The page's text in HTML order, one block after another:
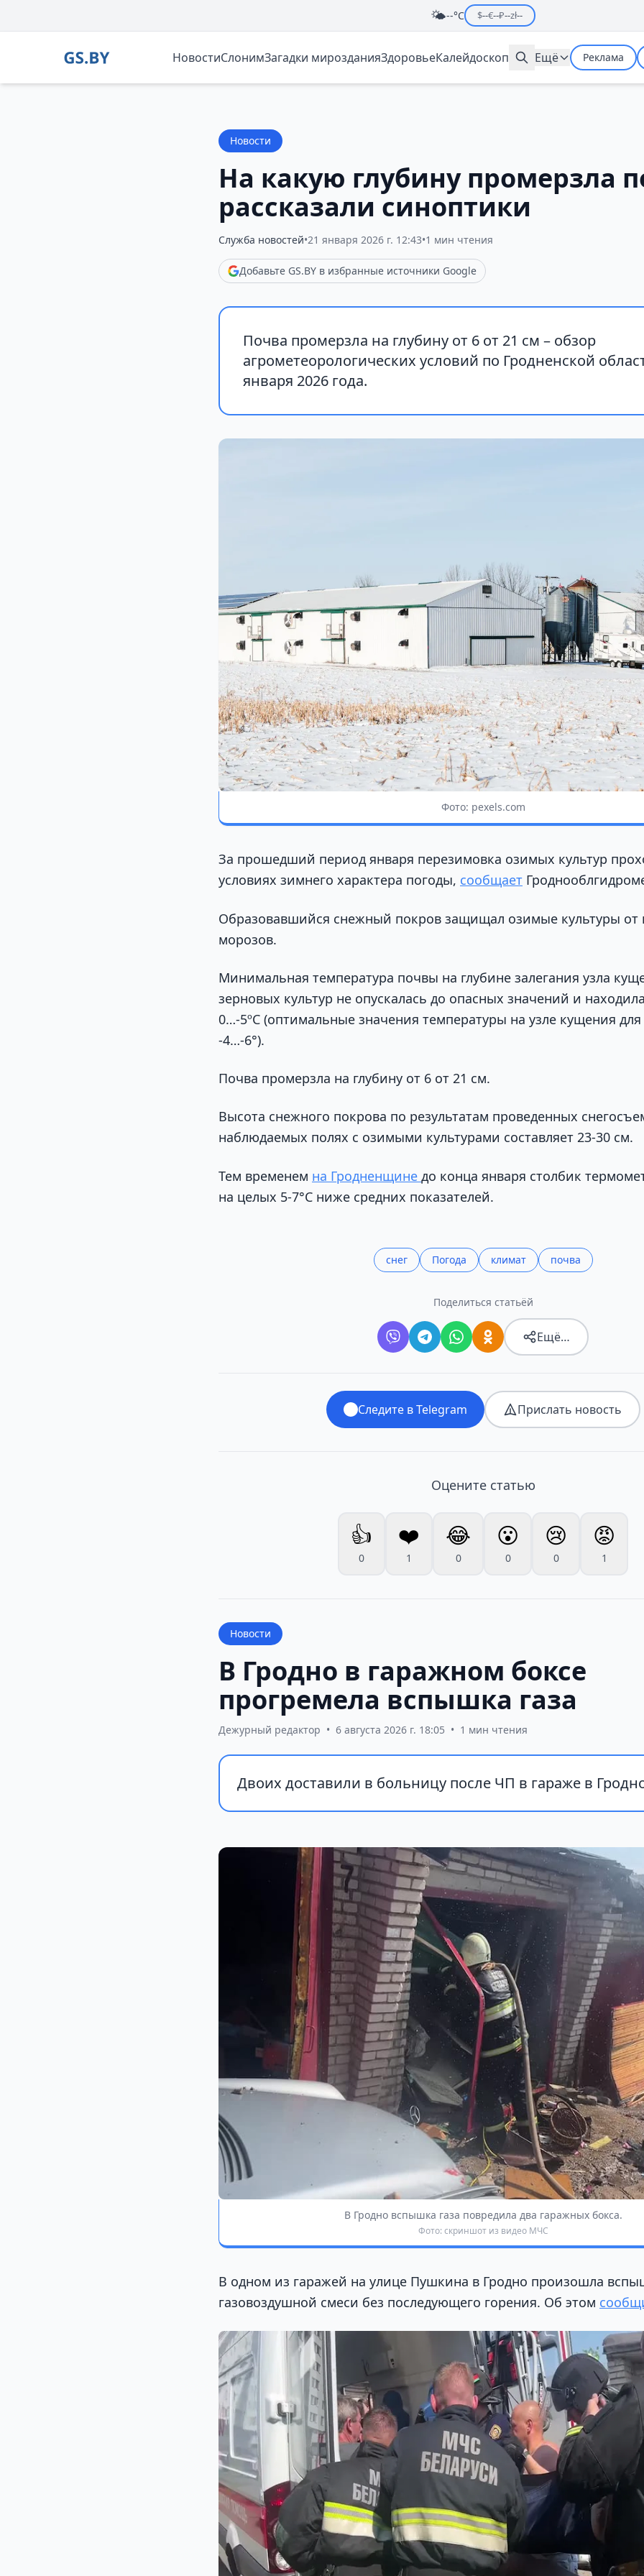
🌤️--°C $--€--₽--zł--
НовостиСлонимЗагадки мирозданияЗдоровьеКалейдоскоп Ещё Реклама
Новости
На какую глубину промерзла
рассказали синоптики
Служба новостей•21 января 2026 г. 12:43•1 мин чтения
Добавьте GS.BY в избранные источники Google
Почва промерзла на глубину от 6 от 21 см – обзор
агрометеорологических условий по Гродненской
января 2026 года.
Фото: pexels.com
За прошедший период января перезимовка озимых культур
условиях зимнего характера погоды, сообщает
Образовавшийся снежный покров защищал озимые культуры от
морозов.
Минимальная температура почвы на глубине залегания узла
зерновых культур не опускалась до опасных значений и
0…-5ºС (оптимальные значения температуры на узле кущения
-4…-6°).
Почва промерзла на глубину от 6 от 21 см.
Высота снежного покрова по результатам проведенных
наблюдаемых полях с озимыми культурами составляет 23-30 см.
Тем временем на Гродненщине до конца января столбик
на целых 5-7°C ниже средних показателей.
снег Погода климат почва
Поделиться статьёй
Ещё…
Следите в Telegram Прислать новость
Оцените статью
👍
0
❤️
1
😂
0
😮
0
😢
0
😡
1
Новости
В Гродно в гаражном боксе
прогремела вспышка газа
Дежурный редактор • 6 августа 2026 г. 18:05 • 1 мин чтения
Двоих доставили в больницу после ЧП в гараже в
В Гродно вспышка газа повредила два гаражных бокса.
Фото: скриншот из видео МЧС
В одном из гаражей на улице Пушкина в Гродно произошла
газовоздушной смеси без последующего горения. Об этом